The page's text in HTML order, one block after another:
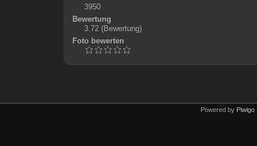
3950
Bewertung
3.72 (Bewertung)
Foto bewerten
Powered by Piwigo